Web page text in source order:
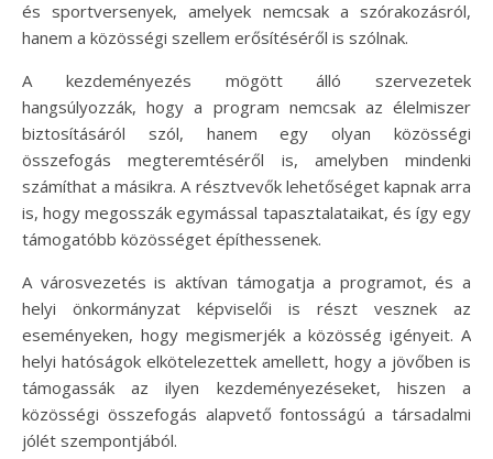
és sportversenyek, amelyek nemcsak a szórakozásról,
hanem a közösségi szellem erősítéséről is szólnak.
A kezdeményezés mögött álló szervezetek
hangsúlyozzák, hogy a program nemcsak az élelmiszer
biztosításáról szól, hanem egy olyan közösségi
összefogás megteremtéséről is, amelyben mindenki
számíthat a másikra. A résztvevők lehetőséget kapnak arra
is, hogy megosszák egymással tapasztalataikat, és így egy
támogatóbb közösséget építhessenek.
A városvezetés is aktívan támogatja a programot, és a
helyi önkormányzat képviselői is részt vesznek az
eseményeken, hogy megismerjék a közösség igényeit. A
helyi hatóságok elkötelezettek amellett, hogy a jövőben is
támogassák az ilyen kezdeményezéseket, hiszen a
közösségi összefogás alapvető fontosságú a társadalmi
jólét szempontjából.